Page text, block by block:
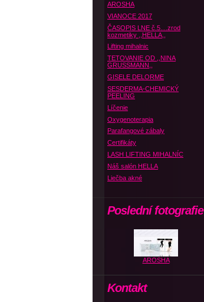
AROSHA
VIANOCE 2017
ČASOPIS LNE č.5....zrod
kozmetiky ,,HELLA,,
Lifting mihalnic
TETOVANIE OD ,,NINA
GRUSSMANN,,
GISELE DELORME
SESDERMA-CHEMICKÝ
PEELING
Líčenie
Oxygenoterapia
Parafangové zábaly
Certifikáty
LASH LIFTING MIHALNÍC
Náš salón HELLA
Liečba akné
Poslední fotografie
AROSHA
Kontakt